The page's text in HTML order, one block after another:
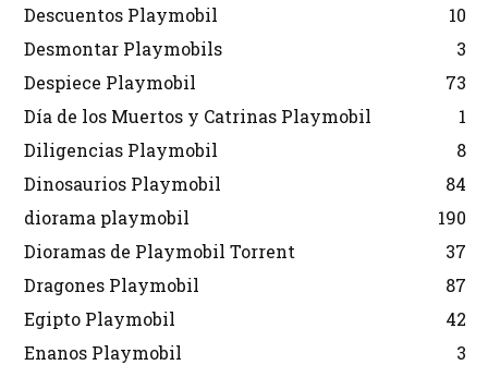
Descuentos Playmobil
10
Desmontar Playmobils
3
Despiece Playmobil
73
Día de los Muertos y Catrinas Playmobil
1
Diligencias Playmobil
8
Dinosaurios Playmobil
84
diorama playmobil
190
Dioramas de Playmobil Torrent
37
Dragones Playmobil
87
Egipto Playmobil
42
Enanos Playmobil
3